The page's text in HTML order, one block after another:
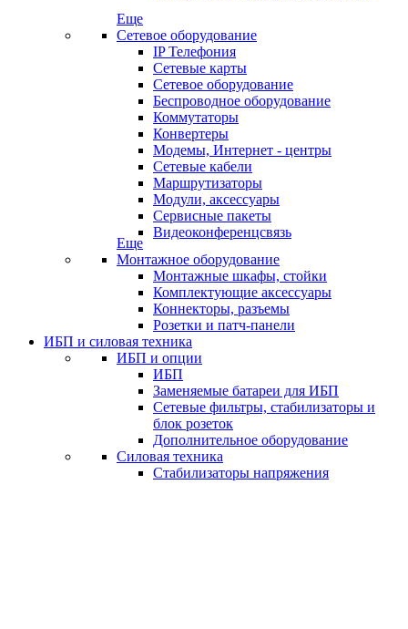
Еще
Сетевое оборудование
IP Телефония
Сетевые карты
Сетевое оборудование
Беспроводное оборудование
Коммутаторы
Конвертеры
Модемы, Интернет - центры
Сетевые кабели
Маршрутизаторы
Модули, аксессуары
Сервисные пакеты
Видеоконференцсвязь
Еще
Монтажное оборудование
Монтажные шкафы, стойки
Комплектующие аксессуары
Коннекторы, разъемы
Розетки и патч-панели
ИБП и силовая техника
ИБП и опции
ИБП
Заменяемые батареи для ИБП
Сетевые фильтры, стабилизаторы и
блок розеток
Дополнительное оборудование
Силовая техника
Стабилизаторы напряжения